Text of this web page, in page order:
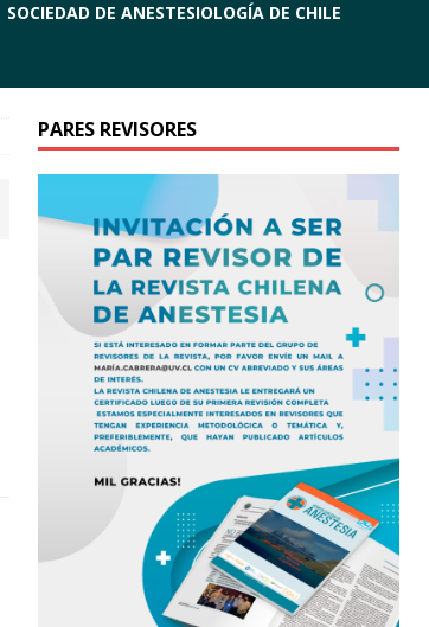
SOCIEDAD DE ANESTESIOLOGÍA DE CHILE
PARES REVISORES